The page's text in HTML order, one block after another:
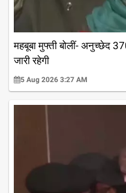
महबूबा मुफ्ती बोलीं- अनुच्छेद
जारी रहेगी
5 Aug 2026 3:27 AM